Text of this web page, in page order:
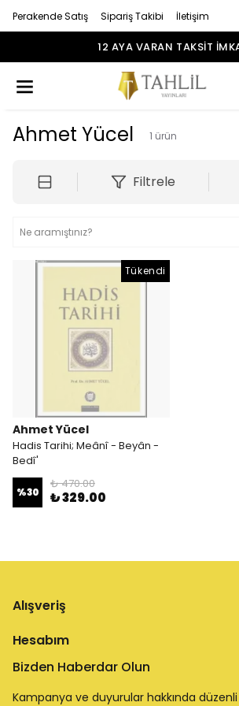
Perakende Satış Sipariş Takibi İletişim
12 AYA VARAN TAKSİT
Ahmet Yücel 1 ürün
Filtrele
Tükendi
Ahmet Yücel
Hadis Tarihi; Meânî - Beyân -
Bedî'
%30
₺ 470.00
₺ 329.00
Alışveriş
Hesabım
Bizden Haberdar Olun
Kampanya ve duyurular hakkında